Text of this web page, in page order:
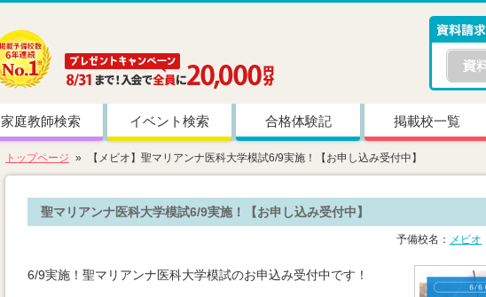
家庭教師検索 イベント検索 合格体験記 掲載校一覧
トップページ 【メビオ】聖マリアンナ医科大学模試6/9実施！【お申し込み受付中】
聖マリアンナ医科大学模試6/9実施！【お申し込み受付中】
予備校名： メビオ
6/9実施！聖マリアンナ医科大学模試のお申込み受付中です！